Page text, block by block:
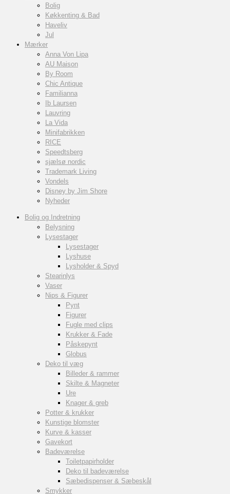
Bolig
Køkkenting & Bad
Haveliv
Jul
Mærker
Anna Von Lipa
AU Maison
By Room
Chic Antique
Familianna
Ib Laursen
Lauvring
La Vida
Minifabrikken
RICE
Speedtsberg
sjælsø nordic
Trademark Living
Vondels
Disney by Jim Shore
Nyheder
Bolig og Indretning
Belysning
Lysestager
Lysestager
Lyshuse
Lysholder & Spyd
Stearinlys
Vaser
Nips & Figurer
Pynt
Figurer
Fugle med clips
Krukker & Fade
Påskepynt
Globus
Deko til væg
Billeder & rammer
Skilte & Magneter
Ure
Knager & greb
Potter & krukker
Kunstige blomster
Kurve & kasser
Gavekort
Badeværelse
Toiletpapirholder
Deko til badeværelse
Sæbedispenser & Sæbeskål
Smykker